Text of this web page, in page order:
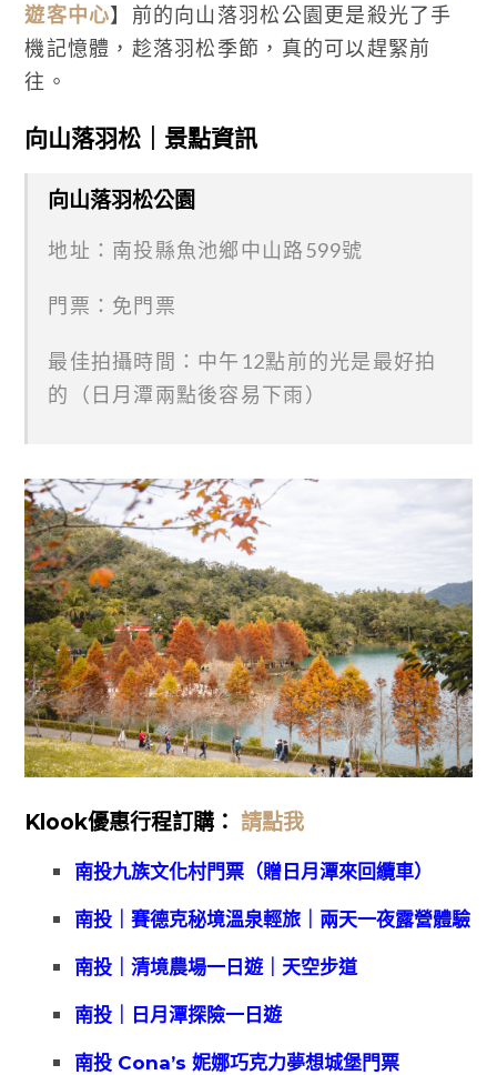
遊客中心】前的向山落羽松公園更是殺光了手
機記憶體，趁落羽松季節，真的可以趕緊前
往。
向山落羽松｜景點資訊
向山落羽松公園
地址：南投縣魚池鄉中山路599號
門票：免門票
最佳拍攝時間：中午12點前的光是最好拍
的（日月潭兩點後容易下雨）
Klook優惠行程訂購： 請點我
南投九族文化村門票（贈日月潭來回纜車）
南投｜賽德克秘境溫泉輕旅｜兩天一夜露營體驗
南投｜清境農場一日遊｜天空步道
南投｜日月潭探險一日遊
南投 Cona’s 妮娜巧克力夢想城堡門票